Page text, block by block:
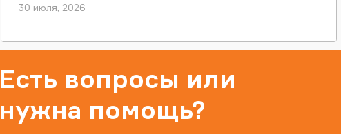
30 июля, 2026
Есть вопросы или
нужна помощь?